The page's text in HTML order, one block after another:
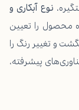
نوع آبکاری و
محصول را تعیین
و تغییر رنگ را
پیشرفته،